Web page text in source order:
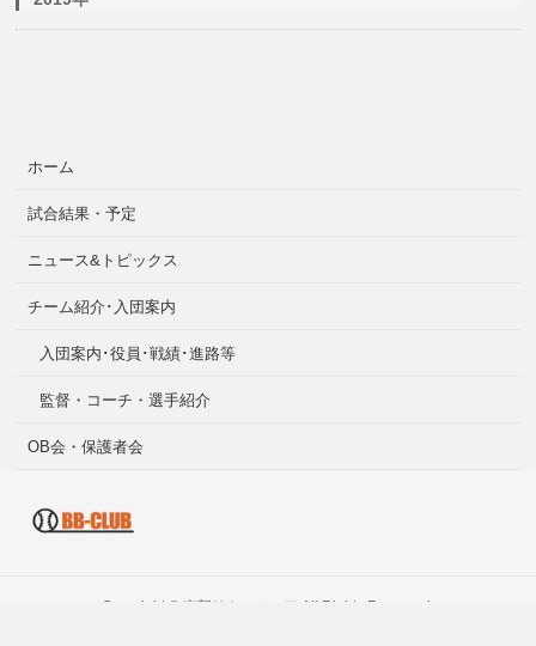
ホーム
試合結果・予定
ニュース&トピックス
チーム紹介･入団案内
入団案内･役員･戦績･進路等
監督・コーチ・選手紹介
OB会・保護者会
Copyright © 南部リトルシニア All Rights Reserved.